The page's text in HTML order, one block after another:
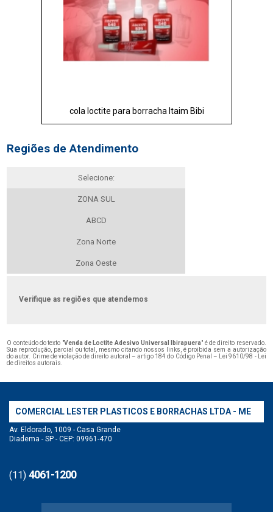
cola loctite para borracha Itaim Bibi
Regiões de Atendimento
Selecione:
ZONA SUL
ABCD
Zona Norte
Zona Oeste
Verifique as regiões que atendemos
O conteúdo do texto "Venda de Loctite Adesivo Universal Ibirapuera" é de direito reservado.
Sua reprodução, parcial ou total, mesmo citando nossos links, é proibida sem a autorização
do autor. Crime de violação de direito autoral – artigo 184 do Código Penal – Lei 9610/98 - Lei
de direitos autorais.
COMERCIAL LESTER PLASTICOS E BORRACHAS LTDA - ME
Av. Eldorado, 1009 - Casa Grande
Diadema - SP - CEP: 09961-470
(11) 4061-1200